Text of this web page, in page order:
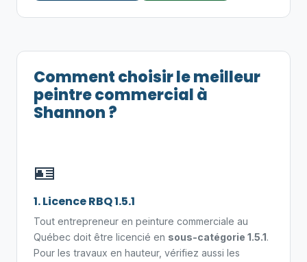
Comment choisir le meilleur
peintre commercial à
Shannon ?
🪪
1. Licence RBQ 1.5.1
Tout entrepreneur en peinture commerciale au
Québec doit être licencié en sous-catégorie 1.5.1.
Pour les travaux en hauteur, vérifiez aussi les